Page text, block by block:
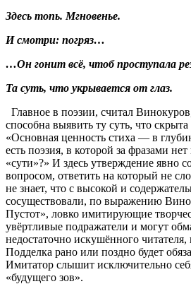
Здесь топь. Мгновенье.
И смотри: погряз…
…Он гонит всё, чтоб проступала
Та суть, что укрывается от глаз.
Главное в поэзии, считал
способна выявить ту суть, что
«Основная ценность стиха — в
есть поэзия, в которой за фразами
«сути»?» И здесь утверждение явно
вопросом, ответить на который не
не знает, что с высокой и
сосуществовали, по выражению
Пустот», ловко имитирующие
увёртливые подражатели и могут
недостаточно искушённого
Подделка рано или поздно будет
Имитатор слышит исключительно
«будущего зов».